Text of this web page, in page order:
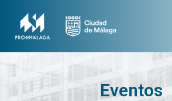
Eventos